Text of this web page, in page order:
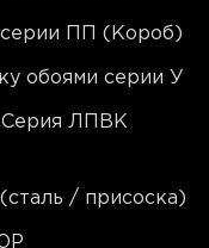
ПП (Короб)
обоями серии У
Серия ЛПВК
/ присоска)